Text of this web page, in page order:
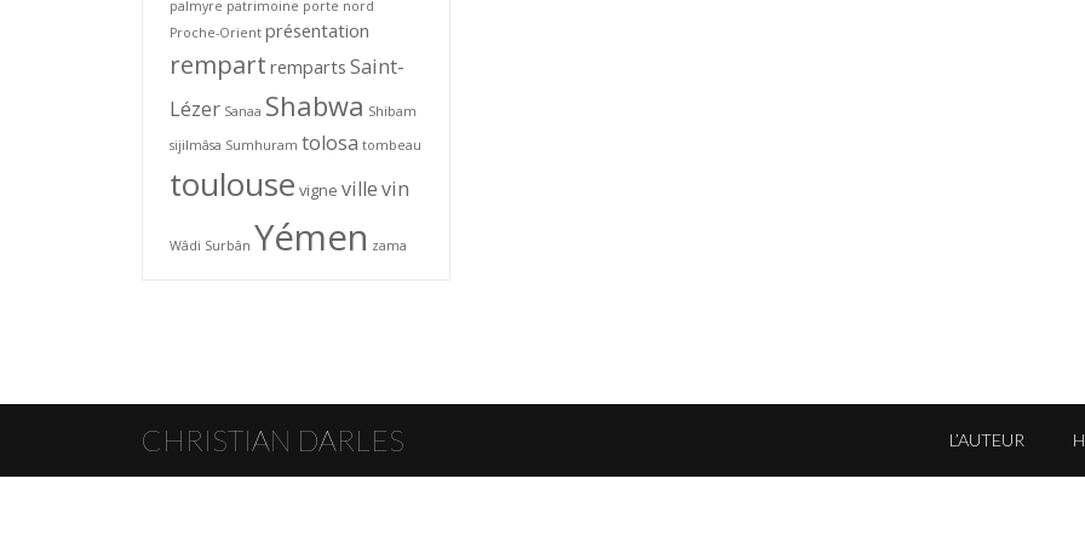
palmyre patrimoine porte nord
Proche-Orient présentation
rempart remparts Saint-
Lézer Sanaa Shabwa Shibam
sijilmâsa Sumhuram tolosa tombeau
toulouse vigne villevin
Wâdi Surbân Yémen zama
CHRISTIAN DARLES L’AUTEUR